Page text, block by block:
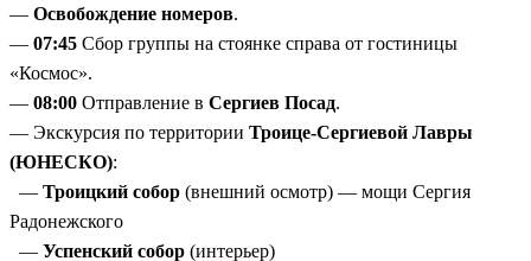
— Освобождение номеров.
— 07:45 Сбор группы на стоянке справа от гостиницы
«Космос».
— 08:00 Отправление в Сергиев Посад.
— Экскурсия по территории Троице-Сергиевой Лавры
(ЮНЕСКО):
— Троицкий собор (внешний осмотр) — мощи Сергия
Радонежского
— Успенский собор (интерьер)